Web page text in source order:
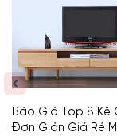
Báo Giá Top 8 Kệ
Đơn Giản Giá Rẻ